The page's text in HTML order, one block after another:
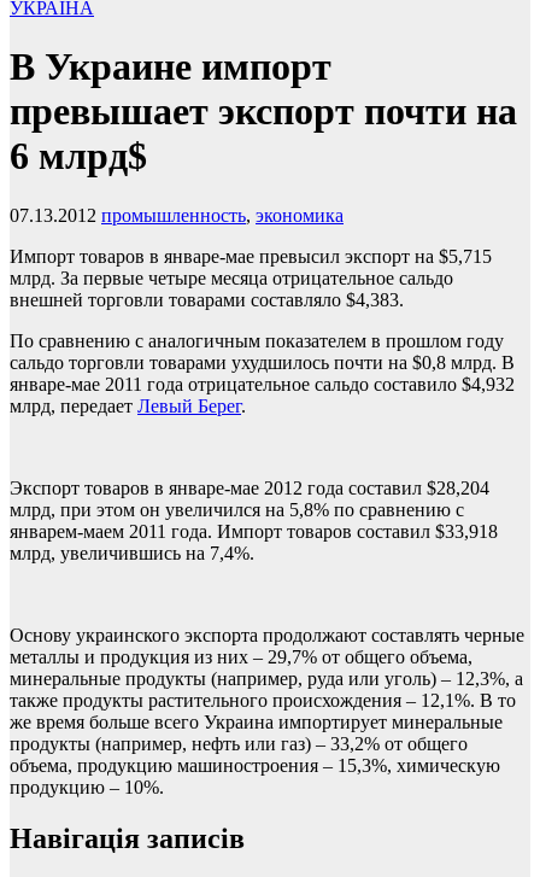
УКРАЇНА
В Украине импорт
превышает экспорт почти на
6 млрд$
07.13.2012 промышленность, экономика
Импорт товаров в январе-мае превысил экспорт на $5,715
млрд. За первые четыре месяца отрицательное сальдо
внешней торговли товарами составляло $4,383.
По сравнению с аналогичным показателем в прошлом году
сальдо торговли товарами ухудшилось почти на $0,8 млрд. В
январе-мае 2011 года отрицательное сальдо составило $4,932
млрд, передает Левый Берег.
Экспорт товаров в январе-мае 2012 года составил $28,204
млрд, при этом он увеличился на 5,8% по сравнению с
январем-маем 2011 года. Импорт товаров составил $33,918
млрд, увеличившись на 7,4%.
Основу украинского экспорта продолжают составлять черные
металлы и продукция из них – 29,7% от общего объема,
минеральные продукты (например, руда или уголь) – 12,3%, а
также продукты растительного происхождения – 12,1%. В то
же время больше всего Украина импортирует минеральные
продукты (например, нефть или газ) – 33,2% от общего
объема, продукцию машиностроения – 15,3%, химическую
продукцию – 10%.
Навігація записів